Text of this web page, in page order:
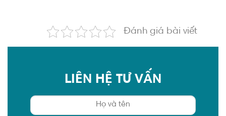
Đánh giá bài viết
LIÊN HỆ TƯ VẤN